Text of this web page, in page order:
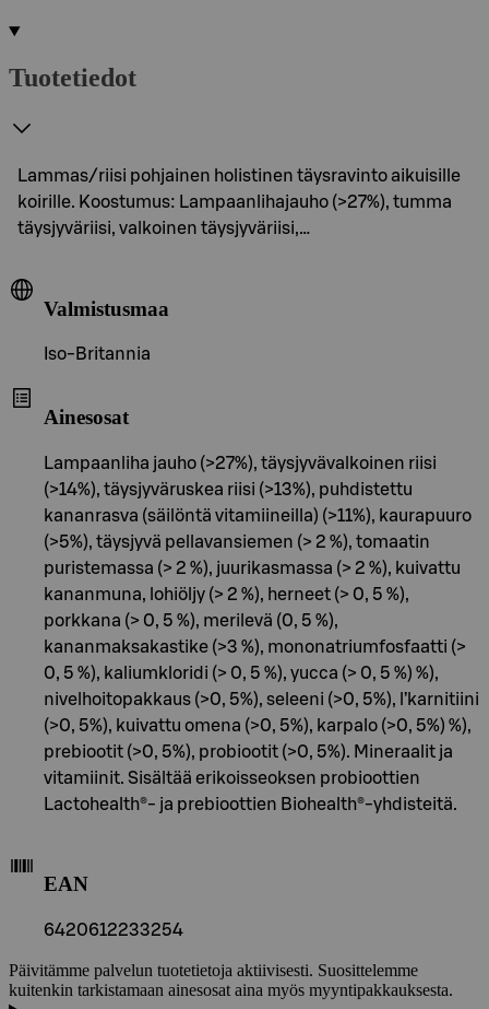
Tuotetiedot
Lammas/riisi pohjainen holistinen täysravinto aikuisille
koirille. Koostumus: Lampaanlihajauho (>27%), tumma
täysjyväriisi, valkoinen täysjyväriisi,…
Valmistusmaa
Iso-Britannia
Ainesosat
Lampaanliha jauho (>27%), täysjyvävalkoinen riisi
(>14%), täysjyväruskea riisi (>13%), puhdistettu
kananrasva (säilöntä vitamiineilla) (>11%), kaurapuuro
(>5%), täysjyvä pellavansiemen (> 2 %), tomaatin
puristemassa (> 2 %), juurikasmassa (> 2 %), kuivattu
kananmuna, lohiöljy (> 2 %), herneet (> 0, 5 %),
porkkana (> 0, 5 %), merilevä (0, 5 %),
kananmaksakastike (>3 %), mononatriumfosfaatti (>
0, 5 %), kaliumkloridi (> 0, 5 %), yucca (> 0, 5 %) %),
nivelhoitopakkaus (>0, 5%), seleeni (>0, 5%), l’karnitiini
(>0, 5%), kuivattu omena (>0, 5%), karpalo (>0, 5%) %),
prebiootit (>0, 5%), probiootit (>0, 5%). Mineraalit ja
vitamiinit. Sisältää erikoisseoksen probioottien
Lactohealth®- ja prebioottien Biohealth®-yhdisteitä.
EAN
6420612233254
Päivitämme palvelun tuotetietoja aktiivisesti. Suosittelemme
kuitenkin tarkistamaan ainesosat aina myös myyntipakkauksesta.